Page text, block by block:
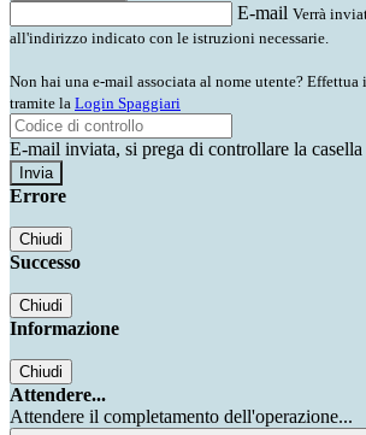
E-mail Verrà
all'indirizzo indicato con le istruzioni necessarie.
Non hai una e-mail associata al nome utente? Effettua
tramite la Login Spaggiari
E-mail inviata, si prega di controllare la
Errore
Chiudi
Successo
Chiudi
Informazione
Chiudi
Attendere...
Attendere il completamento dell'operazione...